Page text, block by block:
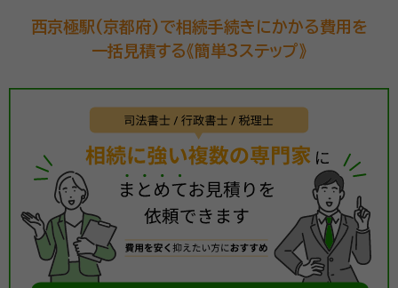
西京極駅(京都府)で相続手続きにかかる費用を
一括見積する《簡単3ステップ》